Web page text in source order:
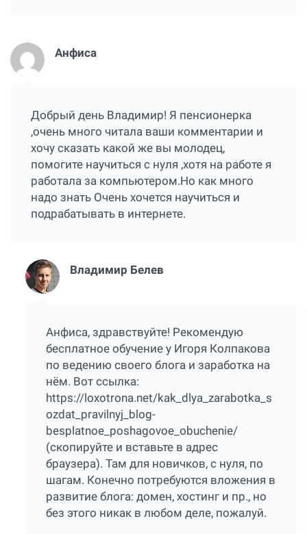
Анфиса
Добрый день Владимир! Я пенсионерка
,очень много читала ваши комментарии и
хочу сказать какой же вы молодец,
помогите научиться с нуля ,хотя на работе я
работала за компьютером.Но как много
надо знать Очень хочется научиться и
подрабатывать в интернете.
Владимир Белев
Анфиса, здравствуйте! Рекомендую
бесплатное обучение у Игоря Колпакова
по ведению своего блога и заработка на
нём. Вот ссылка:
https://loxotrona.net/kak_dlya_zarabotka_s
ozdat_pravilnyj_blog-
besplatnoe_poshagovoe_obuchenie/
(скопируйте и вставьте в адрес
браузера). Там для новичков, с нуля, по
шагам. Конечно потребуются вложения в
развитие блога: домен, хостинг и пр., но
без этого никак в любом деле, пожалуй.